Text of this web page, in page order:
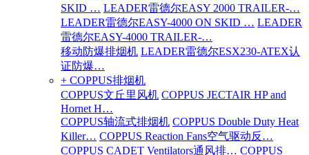
SKID … LEADER雷德尔EASY 2000 TRAILER-…
LEADER雷德尔EASY-4000 ON SKID … LEADER
雷德尔EASY-4000 TRAILER-…
移动防爆排烟机 LEADER雷德尔ESX230-ATEX认
证防爆…
+ COPPUS排烟机
COPPUS文丘里风机 COPPUS JECTAIR HP and
Hornet H…
COPPUS轴流式排烟机 COPPUS Double Duty Heat
Killer… COPPUS Reaction Fans空气驱动反…
COPPUS CADET Ventilators通风排… COPPUS